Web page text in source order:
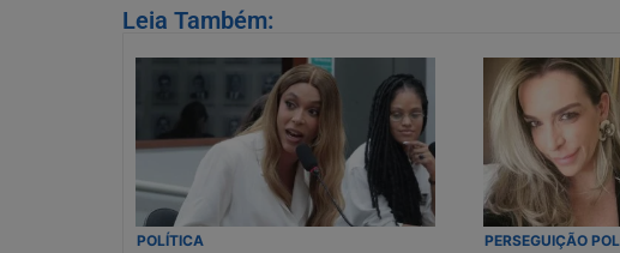
Leia Também:
POLÍTICA PERSEGUIÇÃO